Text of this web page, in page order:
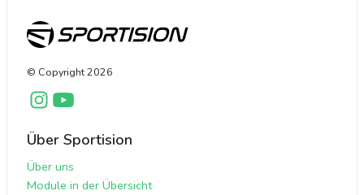
© Copyright2026
Über Sportision
Über uns
Module in der Übersicht